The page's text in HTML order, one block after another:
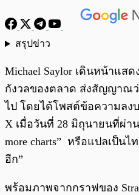
สรุปข่าว
Michael Saylor เดินหน้าแส
กังวลของตลาด ส่งสัญญาณ
ไป โดยได้โพสต์ข้อความลง
X เมื่อวันที่ 28 มิถุนายนที่ผ่าน
more charts” หรือแปลเป็นไ
อีก”
พร้อมภาพจากกราฟของ